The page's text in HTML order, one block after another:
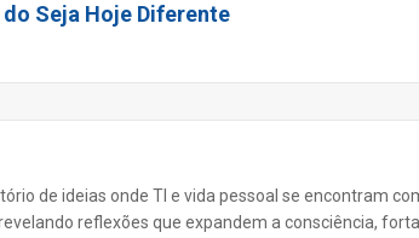
Seja Hoje Diferente
de ideias onde TI e vida pessoal se encontram
reflexões que expandem a consciência,